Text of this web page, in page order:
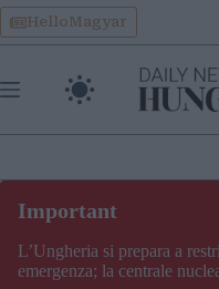
Skip
to
content
HelloMagyar
L’Ungheria si prepara a
emergenza; la centrale